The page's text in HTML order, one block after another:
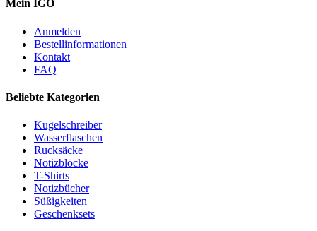
Mein IGO
Anmelden
Bestellinformationen
Kontakt
FAQ
Beliebte Kategorien
Kugelschreiber
Wasserflaschen
Rucksäcke
Notizblöcke
T-Shirts
Notizbücher
Süßigkeiten
Geschenksets